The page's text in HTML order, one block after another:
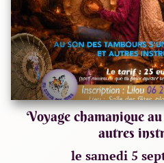
Voyage chamanique
autres
le samedi 5